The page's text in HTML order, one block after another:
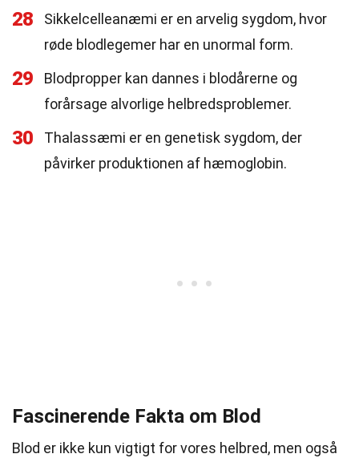
28
Sikkelcelleanæmi er en arvelig sygdom, hvor
røde blodlegemer har en unormal form.
29
Blodpropper kan dannes i blodårerne og
forårsage alvorlige helbredsproblemer.
30
Thalassæmi er en genetisk sygdom, der
påvirker produktionen af hæmoglobin.
Fascinerende Fakta om Blod
Blod er ikke kun vigtigt for vores helbred, men også